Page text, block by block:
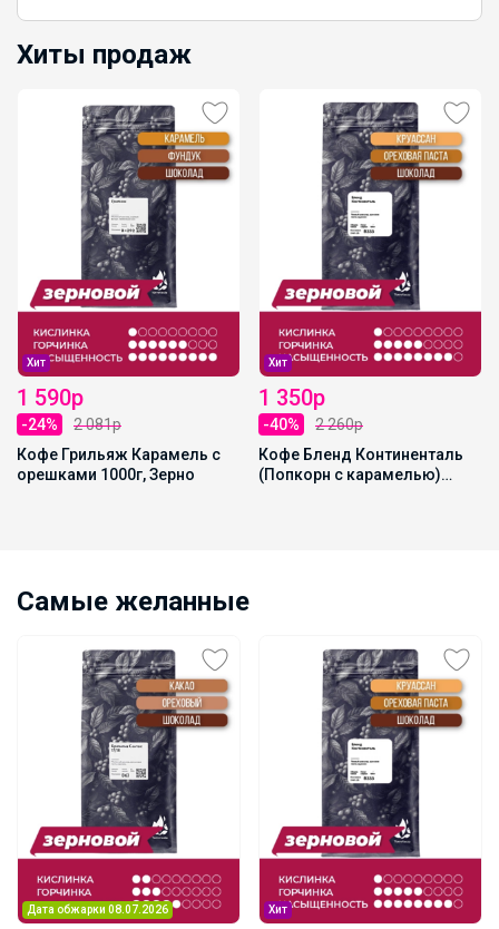
Хиты продаж
Хит
1 590р
-24%
2 081р
Кофе Грильяж Карамель с
орешками 1000г, Зерно
Хит
1 350р
-40%
2 260р
Кофе Бленд Континенталь
(Попкорн с карамелью)
Самые желанные
Дата обжарки 08.07.2026 Хит